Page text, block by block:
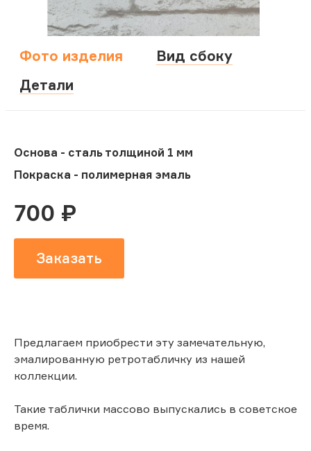
Фото изделия
Вид сбоку
Детали
Основа - сталь толщиной 1 мм
Покраска - полимерная эмаль
700 ₽
Заказать
Предлагаем приобрести эту замечательную,
эмалированную ретротабличку из нашей
коллекции.
Такие таблички массово выпускались в советское
время.